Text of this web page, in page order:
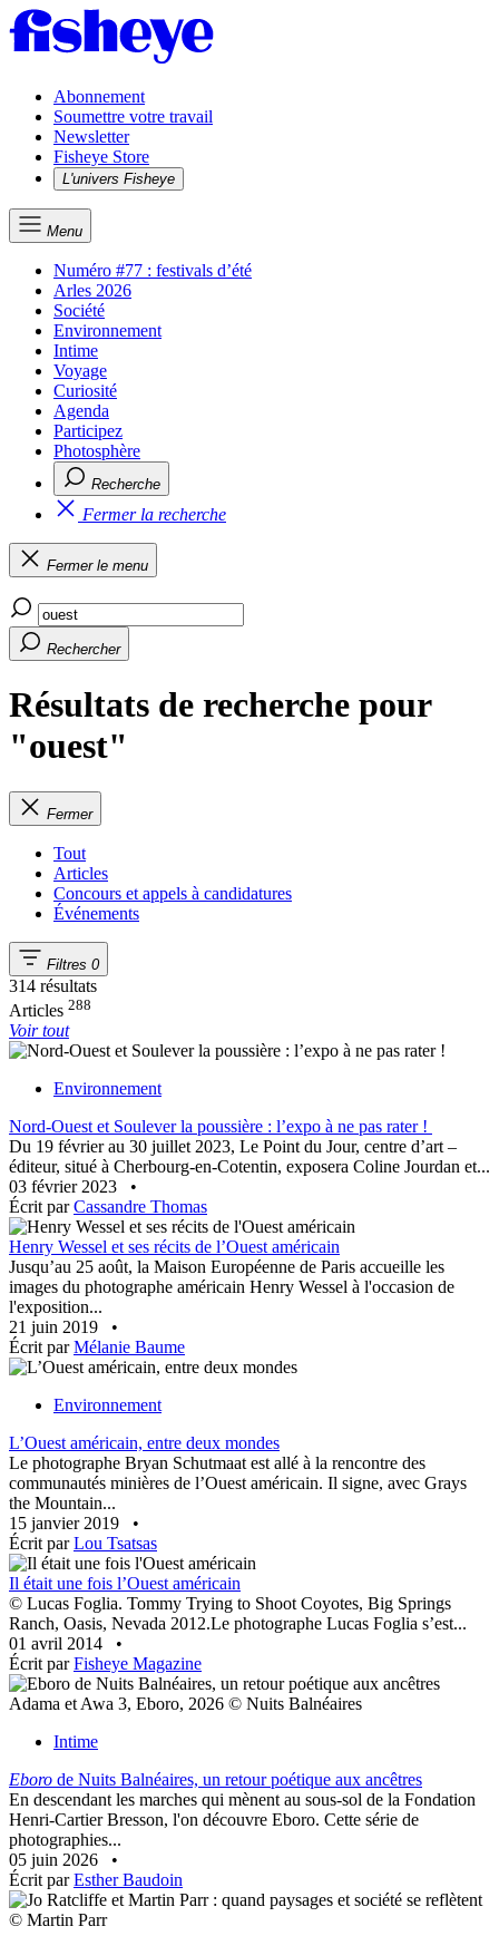
Abonnement
Soumettre votre travail
Newsletter
Fisheye Store
L'univers Fisheye
Menu
Numéro #77 : festivals d’été
Arles 2026
Société
Environnement
Intime
Voyage
Curiosité
Agenda
Participez
Photosphère
Recherche
Fermer la recherche
Fermer le menu
Rechercher
Résultats de recherche pour
"ouest"
Fermer
Tout
Articles
Concours et appels à candidatures
Événements
Filtres 0
314 résultats
Articles 288
Voir tout
Environnement
Nord-Ouest et Soulever la poussière : l’expo à ne pas rater !
Du 19 février au 30 juillet 2023, Le Point du Jour, centre d’art –
éditeur, situé à Cherbourg-en-Cotentin, exposera Coline Jourdan et...
03 février 2023
•
Écrit parCassandre Thomas
Henry Wessel et ses récits de l’Ouest américain
Jusqu’au 25 août, la Maison Européenne de Paris accueille les
images du photographe américain Henry Wessel à l'occasion de
l'exposition...
21 juin 2019
•
Écrit parMélanie Baume
Environnement
L’Ouest américain, entre deux mondes
Le photographe Bryan Schutmaat est allé à la rencontre des
communautés minières de l’Ouest américain. Il signe, avec Grays
the Mountain...
15 janvier 2019
•
Écrit parLou Tsatsas
Il était une fois l’Ouest américain
© Lucas Foglia. Tommy Trying to Shoot Coyotes, Big Springs
Ranch, Oasis, Nevada 2012.Le photographe Lucas Foglia s’est...
01 avril 2014
•
Écrit parFisheye Magazine
Adama et Awa 3, Eboro, 2026 © Nuits Balnéaires
Intime
Eboro de Nuits Balnéaires, un retour poétique aux ancêtres
En descendant les marches qui mènent au sous-sol de la Fondation
Henri-Cartier Bresson, l'on découvre Eboro. Cette série de
photographies...
05 juin 2026
•
Écrit parEsther Baudoin
© Martin Parr